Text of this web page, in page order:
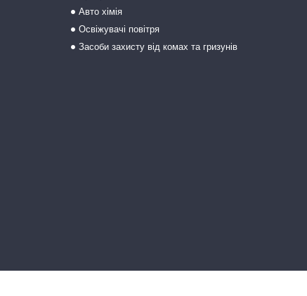
Авто хімія
Освіжувачі повітря
Засоби захисту від комах та гризунів